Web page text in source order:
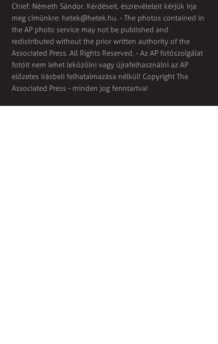
Chief: Németh Sándor. Kérdéseit, észrevételeit kérjük írja
meg címünkre: hetek@hetek.hu. - The photos contained in
the AP photo service may not be published and
redistributed without the prior written authority of the
Associated Press. All Rights Reserved. - Az AP fotószolgálat
fotóit nem lehet leközölni vagy újrafelhasználni az AP
előzetes írásbeli felhatalmazása nélkül! Copyright The
Associated Press - minden jog fenntartva!